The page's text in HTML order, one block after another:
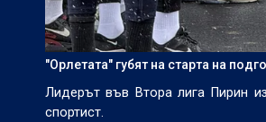
"Орлетата" губят на старта на
Лидерът във Втора лига Пирин
спортист.